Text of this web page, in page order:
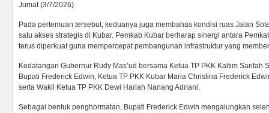
Jumat (3/7/2026).
Pada pertemuan tersebut, keduanya juga membahas kondisi ruas Jalan
satu akses strategis di Kubar. Pemkab Kubar berharap sinergi antara
terus diperkuat guna mempercepat pembangunan infrastruktur yang
Kedatangan Gubernur Rudy Mas’ud bersama Ketua TP PKK Kaltim Sarifah
Bupati Frederick Edwin, Ketua TP PKK Kubar Maria Christina Frederick
serta Wakil Ketua TP PKK Dewi Hariah Nanang Adriani.
Sebagai bentuk penghormatan, Bupati Frederick Edwin mengalungkan